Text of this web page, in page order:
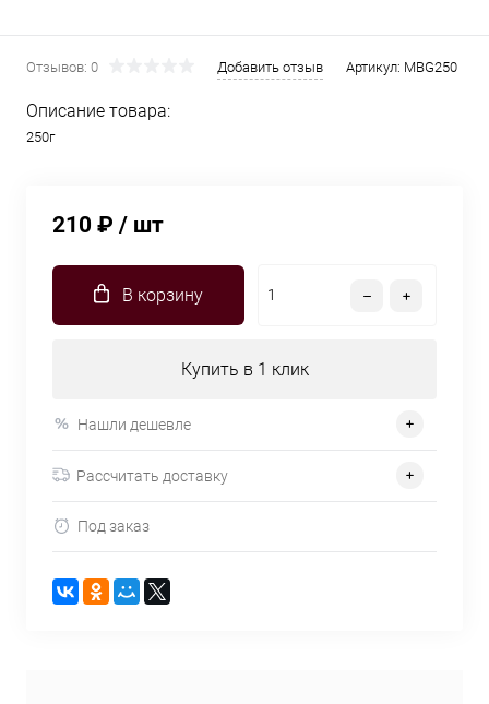
Отзывов: 0 Добавить отзыв Артикул: MBG250
Описание товара:
250г
210 ₽ / шт
В корзину
Купить в 1 клик
Нашли дешевле
Рассчитать доставку
Под заказ